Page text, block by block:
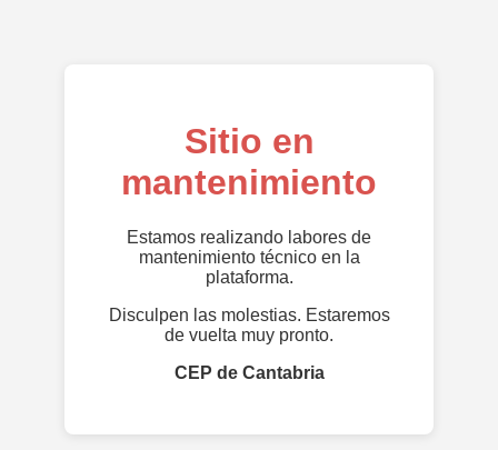
Sitio en
mantenimiento
Estamos realizando labores de
mantenimiento técnico en la
plataforma.
Disculpen las molestias. Estaremos
de vuelta muy pronto.
CEP de Cantabria